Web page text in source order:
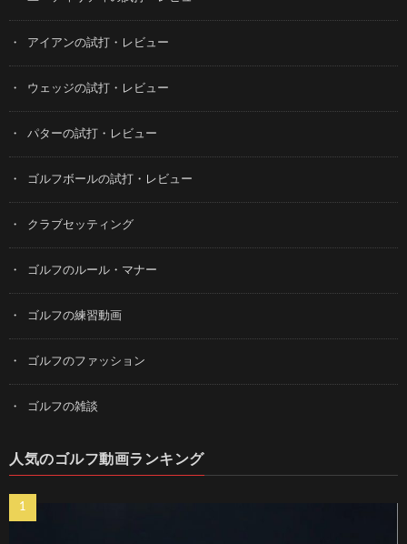
アイアンの試打・レビュー
ウェッジの試打・レビュー
パターの試打・レビュー
ゴルフボールの試打・レビュー
クラブセッティング
ゴルフのルール・マナー
ゴルフの練習動画
ゴルフのファッション
ゴルフの雑談
人気のゴルフ動画ランキング